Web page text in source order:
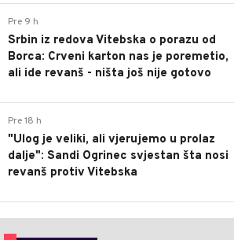
Pre 9 h
Srbin iz redova Vitebska o porazu od
Borca: Crveni karton nas je poremetio,
ali ide revanš - ništa još nije gotovo
Pre 18 h
"Ulog je veliki, ali vjerujemo u prolaz
dalje": Sandi Ogrinec svjestan šta nosi
revanš protiv Vitebska